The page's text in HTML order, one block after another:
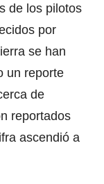
de los pilotos
por
se han
un reporte
de
reportados
ascendió a